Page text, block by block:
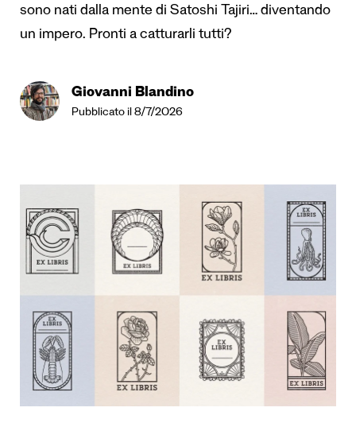
sono nati dalla mente di Satoshi Tajiri… diventando
un impero. Pronti a catturarli tutti?
Giovanni Blandino
Pubblicato il 8/7/2026